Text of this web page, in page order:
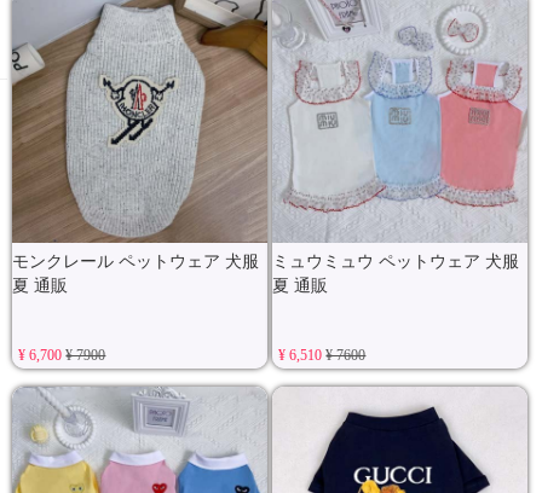
モンクレール ペットウェア 犬服
夏 通販
¥ 6,700¥ 7900
ミュウミュウ ペットウェア 犬服
夏 通販
¥ 6,510¥ 7600